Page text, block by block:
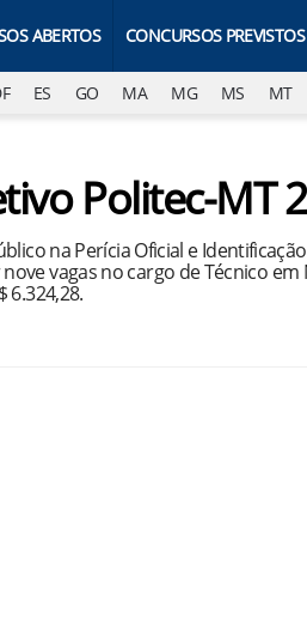
ABERTOS CONCURSOS PREVISTOS
ES GO MA MG MS MT
Politec-MT
na Perícia Oficial e
vagas no cargo de Técnico em
6.324,28.